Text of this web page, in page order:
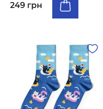
249 грн